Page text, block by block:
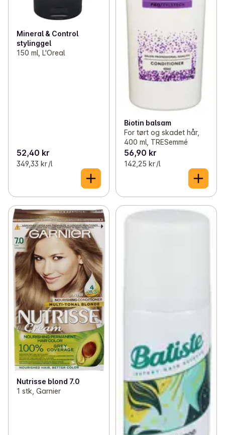
Mineral & Control
stylinggel
150 ml, L'Oreal
52,40 kr
349,33 kr /l
Biotin balsam
For tørt og skadet hår,
400 ml, TRESemmé
56,90 kr
142,25 kr /l
Nutrisse blond 7.0
1 stk, Garnier